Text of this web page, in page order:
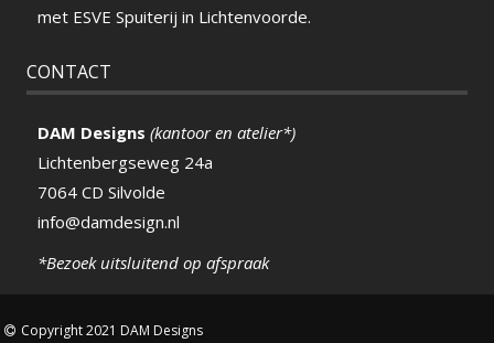
met ESVE Spuiterij in Lichtenvoorde.
CONTACT
DAM Designs (kantoor en atelier*)
Lichtenbergseweg 24a
7064 CD Silvolde
info@damdesign.nl
*Bezoek uitsluitend op afspraak
Copyright 2021 DAM Designs